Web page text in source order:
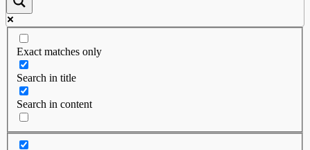
Exact matches only
Search in title
Search in content